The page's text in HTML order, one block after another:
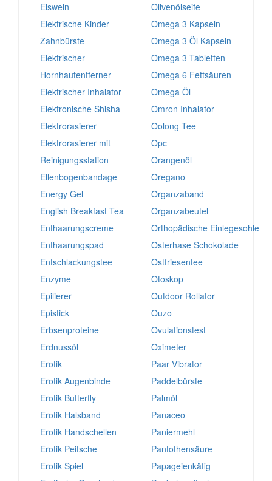
Eiswein
Elektrische Kinder
Zahnbürste
Elektrischer
Hornhautentferner
Elektrischer Inhalator
Elektronische Shisha
Elektrorasierer
Elektrorasierer mit
Reinigungsstation
Ellenbogenbandage
Energy Gel
English Breakfast Tea
Enthaarungscreme
Enthaarungspad
Entschlackungstee
Enzyme
Epilierer
Epistick
Erbsenproteine
Erdnussöl
Erotik
Erotik Augenbinde
Erotik Butterfly
Erotik Halsband
Erotik Handschellen
Erotik Peitsche
Erotik Spiel
Olivenölseife
Omega 3 Kapseln
Omega 3 Öl Kapseln
Omega 3 Tabletten
Omega 6 Fettsäuren
Omega Öl
Omron Inhalator
Oolong Tee
Opc
Orangenöl
Oregano
Organzaband
Organzabeutel
Orthopädische Einlegesohle
Osterhase Schokolade
Ostfriesentee
Otoskop
Outdoor Rollator
Ouzo
Ovulationstest
Oximeter
Paar Vibrator
Paddelbürste
Palmöl
Panaceo
Paniermehl
Pantothensäure
Papageienkäfig